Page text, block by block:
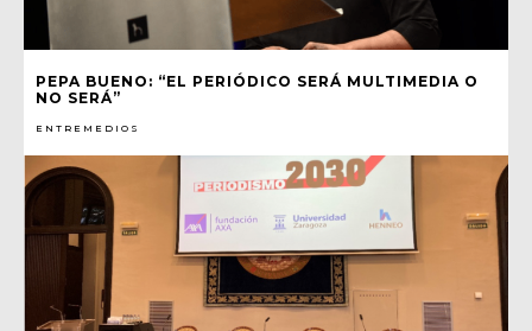
PEPA BUENO: “EL PERIÓDICO SERÁ MULTIMEDIA O
NO SERÁ”
ENTREMEDIOS